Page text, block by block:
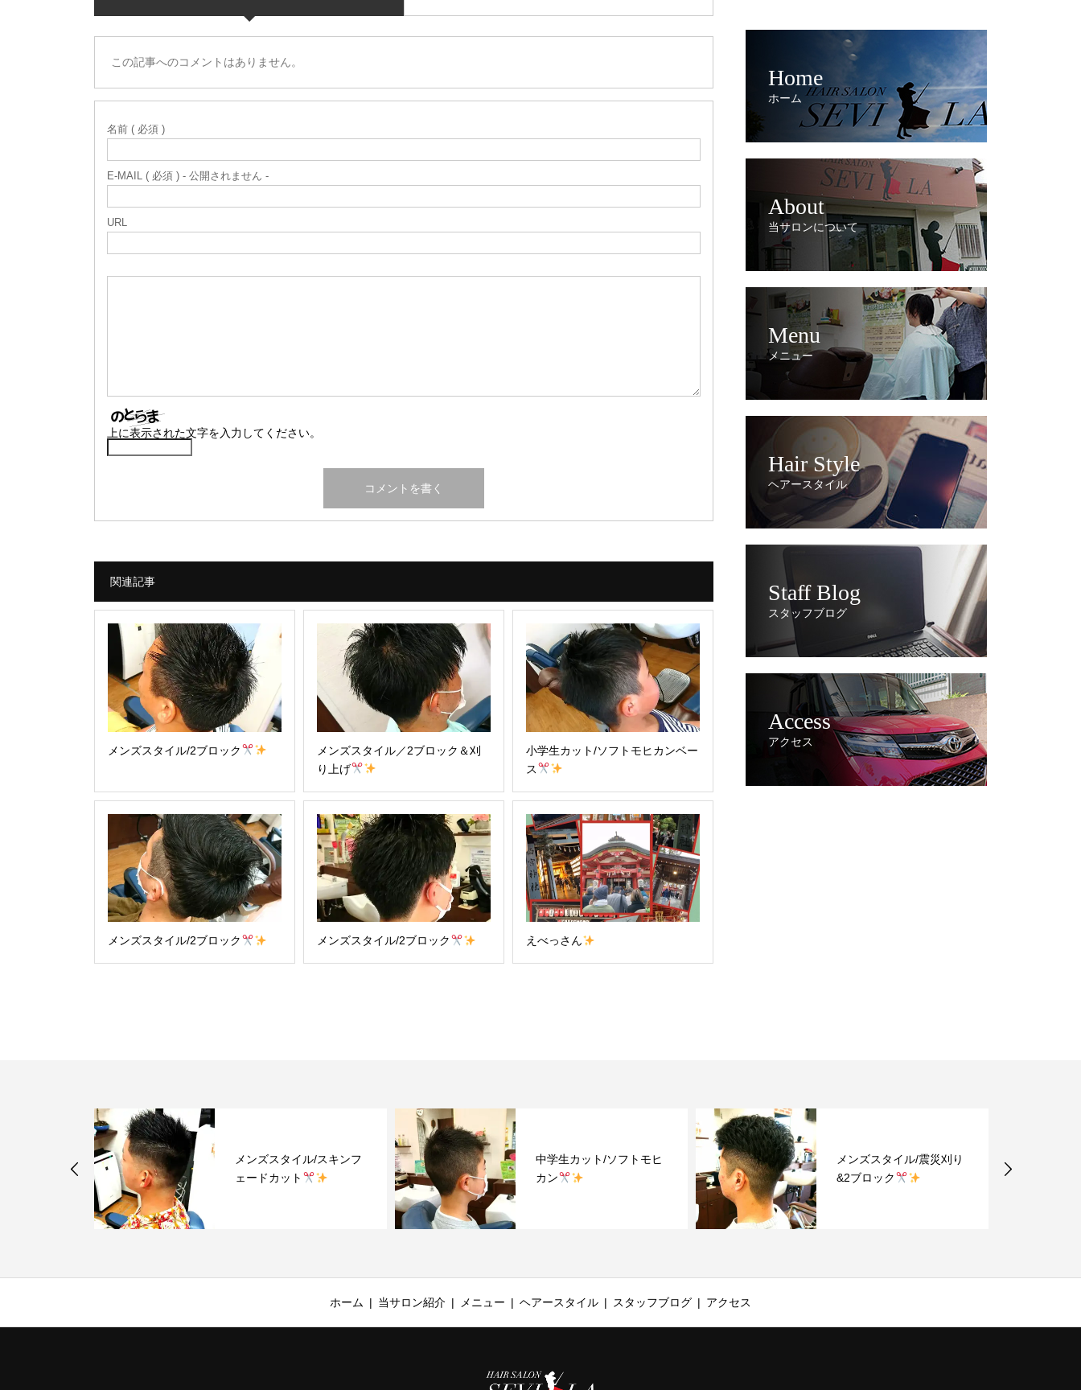
この記事へのコメントはありません。
名前 ( 必須 )
E-MAIL ( 必須 ) - 公開されません -
URL
上に表示された文字を入力してください。
関連記事
メンズスタイル/2ブロック
メンズスタイル／2ブロック＆刈
り上げ
小学生カット/ソフトモヒカンベー
ス
メンズスタイル/2ブロック メンズスタイル/2ブロック えべっさん
Home
ホーム
About
当サロンについて
Menu
メニュー
Hair Style
ヘアースタイル
Staff Blog
スタッフブログ
Access
アクセス
メンズスタイル/スキンフ
ェードカット
中学生カット/ソフトモヒ
カン
メンズスタイル/震災刈り
&2ブロック
ホーム 当サロン紹介 メニュー ヘアースタイル スタッフブログ アクセス